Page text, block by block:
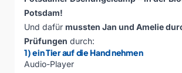
Potsdam!
Und dafür mussten Jan und Amelie
Prüfungen durch:
1) ein Tier auf die Hand nehmen
Audio-Player